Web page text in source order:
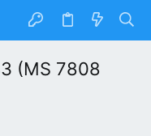
(MS 7808